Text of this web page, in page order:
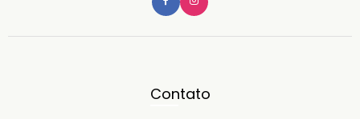
Contato